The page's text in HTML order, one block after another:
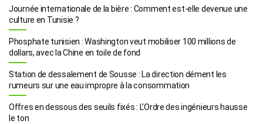
Journée internationale de la bière : Comment est-elle devenue une
culture en Tunisie ?
Phosphate tunisien : Washington veut mobiliser 100 millions de
dollars, avec la Chine en toile de fond
Station de dessalement de Sousse : La direction dément les
rumeurs sur une eau impropre à la consommation
Offres en dessous des seuils fixés : L’Ordre des ingénieurs hausse
le ton